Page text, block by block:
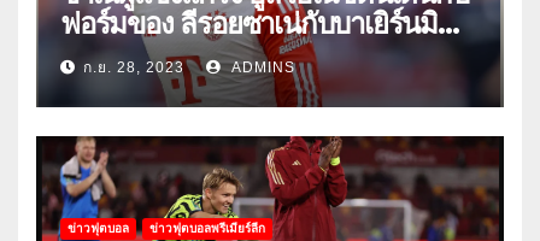
ฟอร์มของ ลีรอยซาเน่กับบาเยิร์นมิ
วนิคก.ย. 28, 2023 ADMINS
ข่าวฟุตบอล ข่าวฟุตบอลพรีเมียร์ลีก